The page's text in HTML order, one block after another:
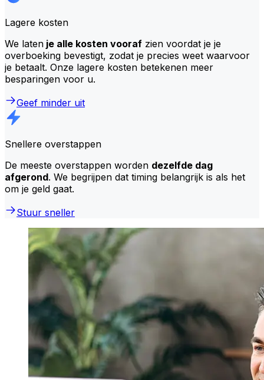
Lagere kosten
We laten je alle kosten vooraf zien voordat je je
overboeking bevestigt, zodat je precies weet waarvoor
je betaalt. Onze lagere kosten betekenen meer
besparingen voor u.
Geef minder uit
Snellere overstappen
De meeste overstappen worden dezelfde dag
afgerond. We begrijpen dat timing belangrijk is als het
om je geld gaat.
Stuur sneller